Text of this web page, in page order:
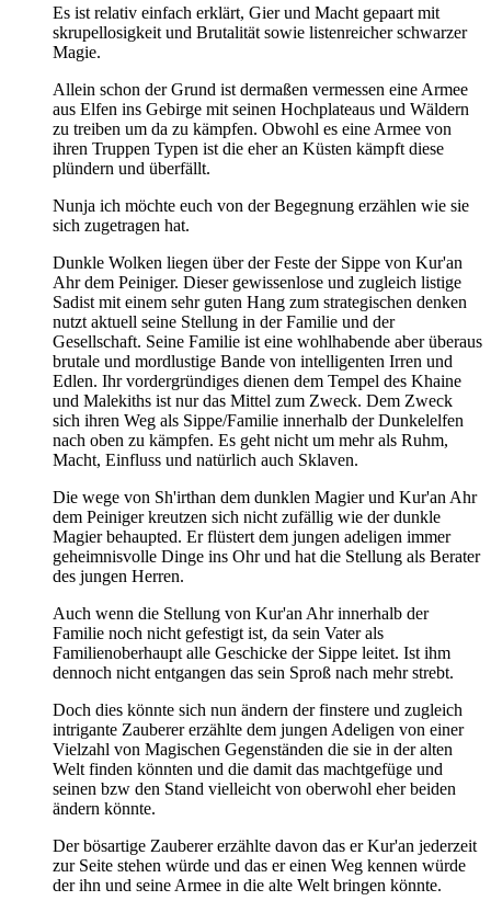
Es ist relativ einfach erklärt, Gier und Macht gepaart mit
skrupellosigkeit und Brutalität sowie listenreicher schwarzer
Magie.
Allein schon der Grund ist dermaßen vermessen eine Armee
aus Elfen ins Gebirge mit seinen Hochplateaus und Wäldern
zu treiben um da zu kämpfen. Obwohl es eine Armee von
ihren Truppen Typen ist die eher an Küsten kämpft diese
plündern und überfällt.
Nunja ich möchte euch von der Begegnung erzählen wie sie
sich zugetragen hat.
Dunkle Wolken liegen über der Feste der Sippe von Kur'an
Ahr dem Peiniger. Dieser gewissenlose und zugleich listige
Sadist mit einem sehr guten Hang zum strategischen denken
nutzt aktuell seine Stellung in der Familie und der
Gesellschaft. Seine Familie ist eine wohlhabende aber überaus
brutale und mordlustige Bande von intelligenten Irren und
Edlen. Ihr vordergründiges dienen dem Tempel des Khaine
und Malekiths ist nur das Mittel zum Zweck. Dem Zweck
sich ihren Weg als Sippe/Familie innerhalb der Dunkelelfen
nach oben zu kämpfen. Es geht nicht um mehr als Ruhm,
Macht, Einfluss und natürlich auch Sklaven.
Die wege von Sh'irthan dem dunklen Magier und Kur'an Ahr
dem Peiniger kreutzen sich nicht zufällig wie der dunkle
Magier behaupted. Er flüstert dem jungen adeligen immer
geheimnisvolle Dinge ins Ohr und hat die Stellung als Berater
des jungen Herren.
Auch wenn die Stellung von Kur'an Ahr innerhalb der
Familie noch nicht gefestigt ist, da sein Vater als
Familienoberhaupt alle Geschicke der Sippe leitet. Ist ihm
dennoch nicht entgangen das sein Sproß nach mehr strebt.
Doch dies könnte sich nun ändern der finstere und zugleich
intrigante Zauberer erzählte dem jungen Adeligen von einer
Vielzahl von Magischen Gegenständen die sie in der alten
Welt finden könnten und die damit das machtgefüge und
seinen bzw den Stand vielleicht von oberwohl eher beiden
ändern könnte.
Der bösartige Zauberer erzählte davon das er Kur'an jederzeit
zur Seite stehen würde und das er einen Weg kennen würde
der ihn und seine Armee in die alte Welt bringen könnte.